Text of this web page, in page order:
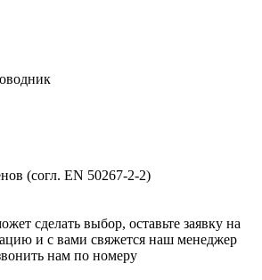
(согл. EN 50267-2-2)
сделать выбор, оставьте заявку на
и с вами свяжется наш менеджер
нам по номеру